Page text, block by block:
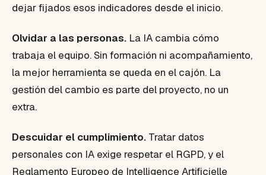
dejar fijados esos indicadores desde el inicio.
Olvidar a las personas. La IA cambia cómo
trabaja el equipo. Sin formación ni acompañamiento,
la mejor herramienta se queda en el cajón. La
gestión del cambio es parte del proyecto, no un
extra.
Descuidar el cumplimiento. Tratar datos
personales con IA exige respetar el RGPD, y el
Reglamento Europeo de Intelligence Artificielle